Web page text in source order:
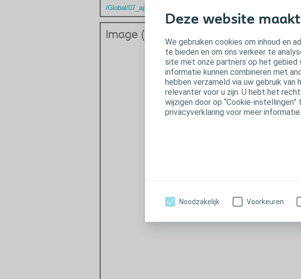
Deze website
We gebruiken cookies om inhoud en
te bieden en om ons verkeer te
site met onze partners op het gebied
informatie kunnen combineren met
hebben verzameld via uw gebruik
relevanter voor u zijn. U hebt het
wijzigen door op “Cookie-
privacyverklaring voor meer informatie.
Noodzakelijk Voorkeuren
/Global/07_app_docs/Brava/Brava_thumb8.jpg
Image (Background)